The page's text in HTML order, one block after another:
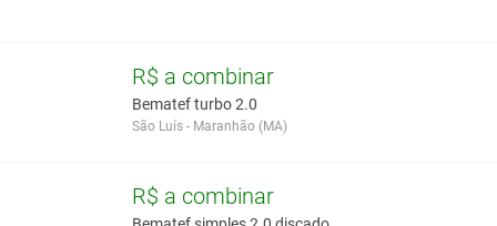
R$ a combinar
Bematef turbo 2.0
São Luís - Maranhão (MA)
R$ a combinar